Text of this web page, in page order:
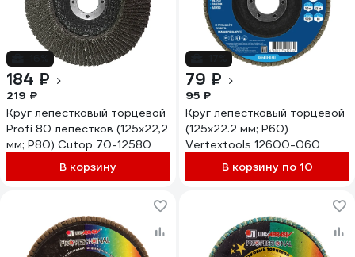
184 ₽
219 ₽
Круг лепестковый торцевой
Profi 80 лепестков (125х22,2
мм; Р80) Cutop 70-12580
В корзину
79 ₽
95 ₽
Круг лепестковый торцевой
(125х22.2 мм; Р60)
Vertextools 12600-060
В корзину по 10